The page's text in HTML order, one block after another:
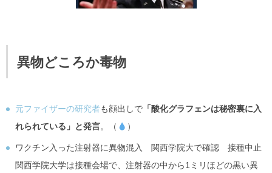
異物どころか毒物
元ファイザーの研究者も顔出しで 「酸化グラフェンは秘密裏に入
れられている」と発言。（ ）
ワクチン入った注射器に異物混入 関西学院大で確認 接種中止
関西学院大学は接種会場で、注射器の中から1ミリほどの黒い異